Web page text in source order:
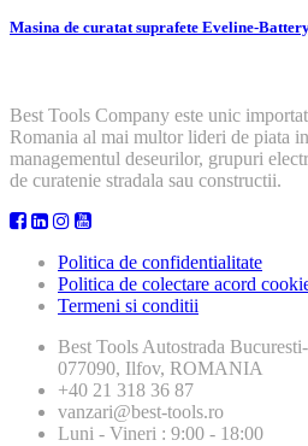
Masina de curatat suprafete Eveline-
Best Tools Company este unic
Romania al mai multor lideri de piata
managementul deseurilor, grupuri
de curatenie stradala sau constructii.
Politica de confidentialitate
Politica de colectare acord
Termeni si conditii
Best Tools Autostrada
077090, Ilfov, ROMANIA
+40 21 318 36 87
vanzari@best-tools.ro
Luni - Vineri : 9:00 - 18:00